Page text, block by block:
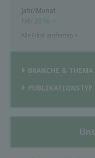
Jahr/Monat
Feb 2016 ×
BRANCHE & THEMA
PUBLIKATIONSTYP